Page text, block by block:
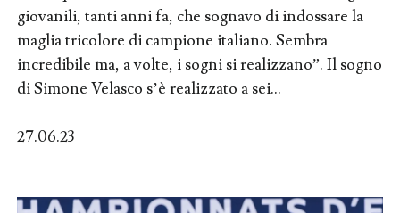
giovanili, tanti anni fa, che sognavo di indossare la
maglia tricolore di campione italiano. Sembra
incredibile ma, a volte, i sogni si realizzano”. Il sogno
di Simone Velasco s’è realizzato a sei...
27.06.23